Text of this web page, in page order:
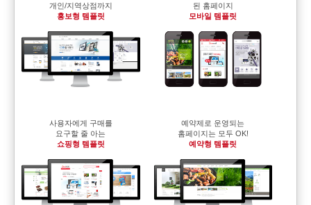
개인/지역상점까지
홍보형 템플릿
된 홈페이지
모바일 템플릿
사용자에게 구매를
요구할 줄 아는
쇼핑형 템플릿
예약제로 운영되는
홈페이지는 모두 OK!
예약형 템플릿